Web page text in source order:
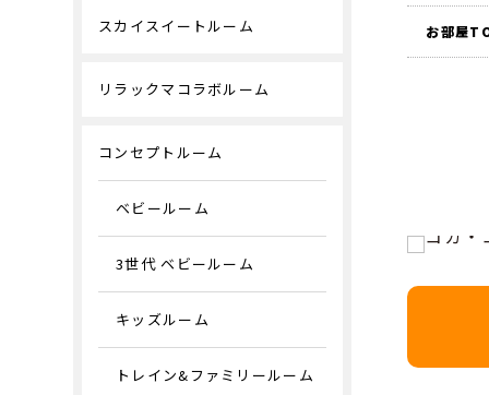
お部屋
スカイスイートルーム
リラックマコラボルーム
コンセプトルーム
ベビールーム
3世代 ベビールーム
キッズルーム
トレイン&ファミリールーム